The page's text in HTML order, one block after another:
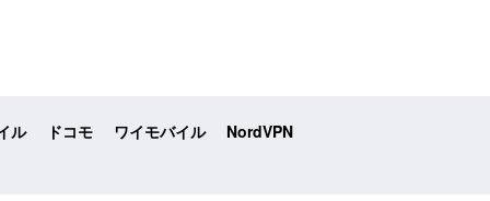
ル ドコモ ワイモバイル NordVPN